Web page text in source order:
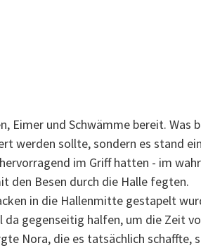
Eimer und Schwämme bereit. Was
werden sollte, sondern es stand
im Griff hatten - im
den Besen durch die Halle fegten.
in die Hallenmitte gestapelt
gegenseitig halfen, um die Zeit
Nora, die es tatsächlich schaffte,